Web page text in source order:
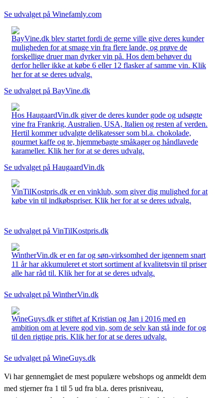
Se udvalget på Winefamly.com
BayVine.dk blev startet fordi de gerne ville give deres kunder
muligheden for at smage vin fra flere lande, og prøve de
forskellige druer man dyrker vin på. Hos dem behøver du
derfor heller ikke at købe 6 eller 12 flasker af samme vin. Klik
her for at se deres udvalg.
Se udvalget på BayVine.dk
Hos HaugaardVin.dk giver de deres kunder gode og udsøgte
vine fra Frankrig, Australien, USA, Italien og resten af verden.
Hertil kommer udvalgte delikatesser som bl.a. chokolade,
gourmet kaffe og te, hjemmebagte småkager og håndlavede
karameller. Klik her for at se deres udvalg.
Se udvalget på HaugaardVin.dk
VinTilKostpris.dk er en vinklub, som giver dig mulighed for at
købe vin til indkøbspriser. Klik her for at se deres udvalg.
Se udvalget på VinTilKostpris.dk
WintherVin.dk er en far og søn-virksomhed der igennem snart
11 år har akkumuleret et stort sortiment af kvalitetsvin til priser
alle har råd til. Klik her for at se deres udvalg.
Se udvalget på WintherVin.dk
WineGuys.dk er stiftet af Kristian og Jan i 2016 med en
ambition om at levere god vin, som de selv kan stå inde for og
til den rigtige pris. Klik her for at se deres udvalg.
Se udvalget på WineGuys.dk
Vi har gennemgået de mest populære webshops og anmeldt dem
med stjerner fra 1 til 5 ud fra bl.a. deres prisniveau,